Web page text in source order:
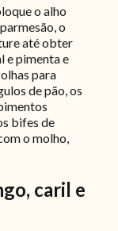
o alho
o
até obter
e pimenta e
para
de pão, os
bifes de
o molho,
caril e